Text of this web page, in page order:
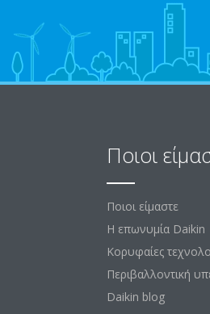
Ποιοι
Ποιοι είμαστε
Η επωνυμία Daikin
Κορυφαίες
Περιβαλλοντική
Daikin blog